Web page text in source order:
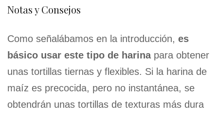
Notas y Consejos
Como señalábamos en la introducción, es
básico usar este tipo de harinapara obtener
unas tortillas tiernas y flexibles. Si la harina de
maíz es precocida, pero no instantánea, se
obtendrán unas tortillas de texturas más dura